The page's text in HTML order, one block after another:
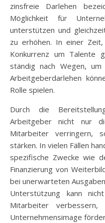
zinsfreie Darlehen
Möglichkeit für
unterstützen und
zu erhöhen. In einer
Konkurrenz um Talente
ständig nach Wegen,
Arbeitgeberdarlehen
Rolle spielen.
Durch die
Arbeitgeber nicht nur
Mitarbeiter verringern,
stärken. In vielen Fällen
spezifische Zwecke wie
Finanzierung von
bei unerwarteten
Unterstützung kann
Mitarbeiter
Unternehmensimage